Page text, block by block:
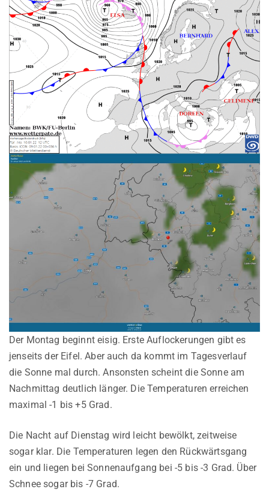
Der Montag beginnt eisig. Erste Auflockerungen gibt es
jenseits der Eifel. Aber auch da kommt im Tagesverlauf
die Sonne mal durch. Ansonsten scheint die Sonne am
Nachmittag deutlich länger. Die Temperaturen erreichen
maximal -1 bis +5 Grad.
Die Nacht auf Dienstag wird leicht bewölkt, zeitweise
sogar klar. Die Temperaturen legen den Rückwärtsgang
ein und liegen bei Sonnenaufgang bei -5 bis -3 Grad. Über
Schnee sogar bis -7 Grad.